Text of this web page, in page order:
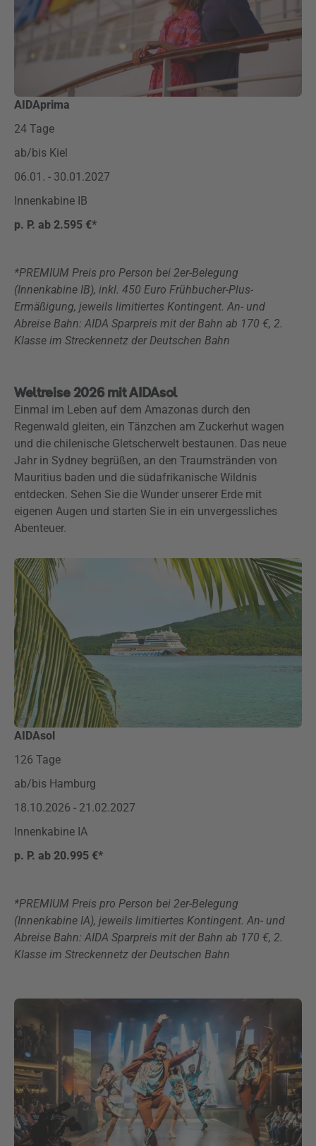
AIDAprima
24 Tage
ab/bis Kiel
06.01. - 30.01.2027
Innenkabine IB
p. P. ab 2.595 €*
*PREMIUM Preis pro Person bei 2er-Belegung
(Innenkabine IB), inkl. 450 Euro Frühbucher-Plus-
Ermäßigung, jeweils limitiertes Kontingent. An- und
Abreise Bahn: AIDA Sparpreis mit der Bahn ab 170 €, 2.
Klasse im Streckennetz der Deutschen Bahn
Weltreise 2026 mit AIDAsol
Einmal im Leben auf dem Amazonas durch den
Regenwald gleiten, ein Tänzchen am Zuckerhut wagen
und die chilenische Gletscherwelt bestaunen. Das neue
Jahr in Sydney begrüßen, an den Traumstränden von
Mauritius baden und die südafrikanische Wildnis
entdecken. Sehen Sie die Wunder unserer Erde mit
eigenen Augen und starten Sie in ein unvergessliches
Abenteuer.
AIDAsol
126 Tage
ab/bis Hamburg
18.10.2026 - 21.02.2027
Innenkabine IA
p. P. ab 20.995 €*
*PREMIUM Preis pro Person bei 2er-Belegung
(Innenkabine IA), jeweils limitiertes Kontingent. An- und
Abreise Bahn: AIDA Sparpreis mit der Bahn ab 170 €, 2.
Klasse im Streckennetz der Deutschen Bahn